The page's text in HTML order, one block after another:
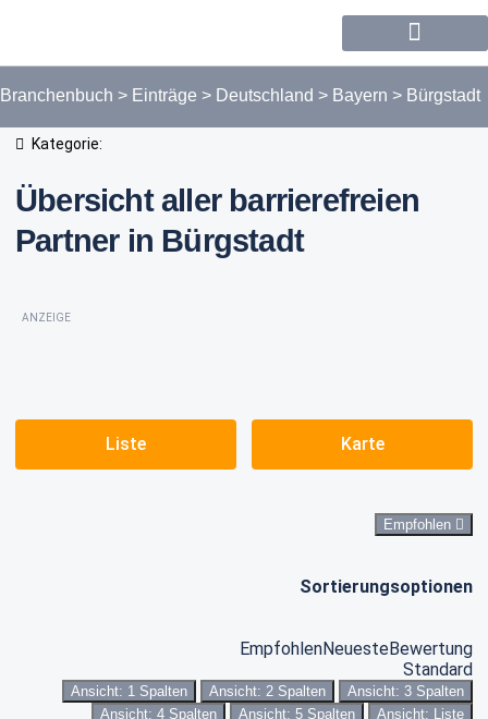
Branchenbuch > Einträge > Deutschland > Bayern > Bürgstadt
Kategorie:
Übersicht aller barrierefreien
Partner in Bürgstadt
ANZEIGE
Liste Karte
Empfohlen
Sortierungsoptionen
EmpfohlenNeuesteBewertung
Standard
Ansicht: 1 Spalten Ansicht: 2 Spalten
Ansicht: 3 Spalten
Ansicht: 4 Spalten
Ansicht: 5 Spalten Ansicht: Liste